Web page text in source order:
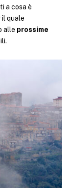
a cosa è
il quale
alle prossime